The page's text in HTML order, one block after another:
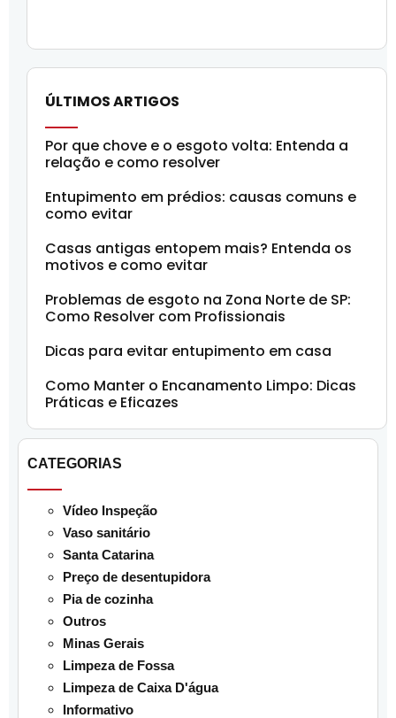
ÚLTIMOS ARTIGOS
Por que chove e o esgoto volta: Entenda a
relação e como resolver
Entupimento em prédios: causas comuns e
como evitar
Casas antigas entopem mais? Entenda os
motivos e como evitar
Problemas de esgoto na Zona Norte de SP:
Como Resolver com Profissionais
Dicas para evitar entupimento em casa
Como Manter o Encanamento Limpo: Dicas
Práticas e Eficazes
CATEGORIAS
Vídeo Inspeção
Vaso sanitário
Santa Catarina
Preço de desentupidora
Pia de cozinha
Outros
Minas Gerais
Limpeza de Fossa
Limpeza de Caixa D'água
Informativo